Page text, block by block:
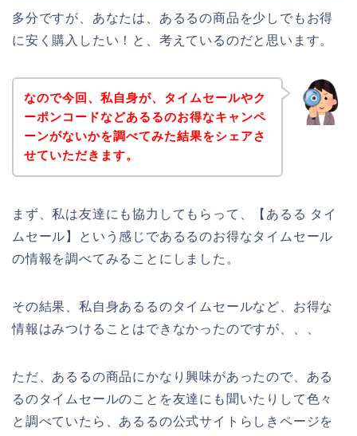
多分ですが、あなたは、あるるの商品を少しでもお得
に安く購入したい！と、考えているのだと思います。
なので今回、私自身が、タイムセールやク
ーポンコードなどあるるのお得なキャンペ
ーンがないかを調べてみた結果をシェアさ
せていただきます。
まず、私は友達にも協力してもらって、【あるる タイ
ムセール】という感じであるるのお得なタイムセール
の情報を調べてみることにしました。
その結果、私自身あるるのタイムセールなど、お得な
情報はみつけることはできなかったのですが、、、
ただ、あるるの商品にかなり興味があったので、ある
るのタイムセールのことを友達にも聞いたりして色々
と調べていたら、あるるの公式サイトらしきページを